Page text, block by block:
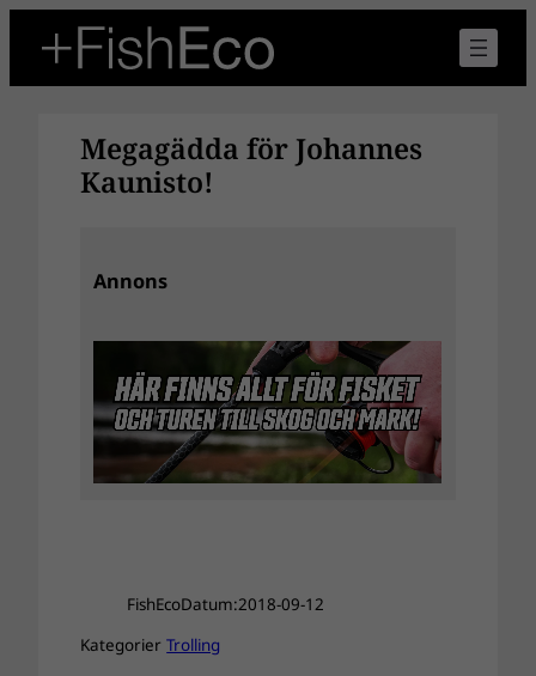
innehåll
Megagädda för Johannes
Kaunisto!
Annons
FishEcoDatum:2018-09-12
KategorierTrolling